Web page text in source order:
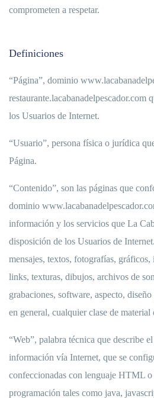
comprometen a respetar.
Definiciones
“Página”, dominio
restaurante.lacabanadelpescador.com
los Usuarios de Internet.
“Usuario”, persona física o jurídica
Página.
“Contenido”, son las páginas que
dominio
información y los servicios que La
disposición de los Usuarios de
mensajes, textos, fotografías,
links, texturas, dibujos, archivos de
grabaciones, software, aspecto,
en general, cualquier clase de
“Web”, palabra técnica que describe
información vía Internet, que se
confeccionadas con lenguaje HTML
programación tales como java,